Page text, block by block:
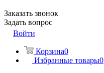
Заказать звонок
Задать вопрос
Войти
Корзина0
Избранные товары0